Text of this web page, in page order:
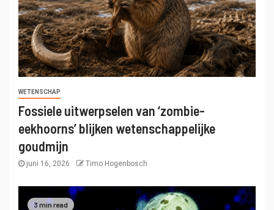
WETENSCHAP
Fossiele uitwerpselen van ‘zombie-
eekhoorns’ blijken wetenschappelijke
goudmijn
juni 16, 2026 Timo Hogenbosch
3 min read